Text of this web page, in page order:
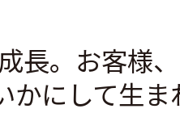
長。お客様
にして生ま